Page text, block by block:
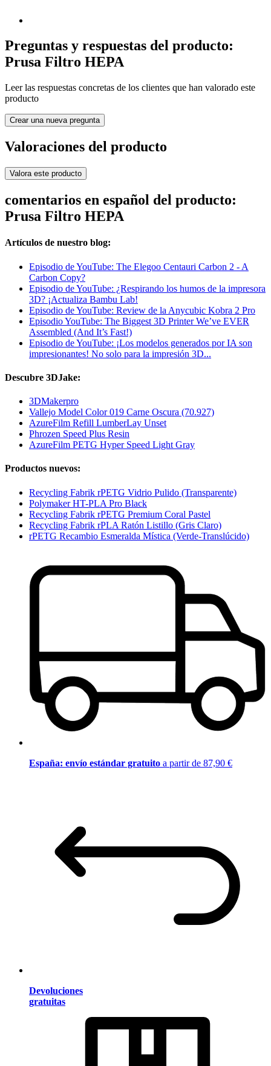
Preguntas y respuestas del producto:
Prusa Filtro HEPA
Leer las respuestas concretas de los clientes que han valorado este
producto
Crear una nueva pregunta
Valoraciones del producto
Valora este producto
comentarios en español del producto:
Prusa Filtro HEPA
Artículos de nuestro blog:
Episodio de YouTube: The Elegoo Centauri Carbon 2 - A
Carbon Copy?
Episodio de YouTube: ¿Respirando los humos de la impresora
3D? ¡Actualiza Bambu Lab!
Episodio de YouTube: Review de la Anycubic Kobra 2 Pro
Episodio YouTube: The Biggest 3D Printer We’ve EVER
Assembled (And It’s Fast!)
Episodio de YouTube: ¡Los modelos generados por IA son
impresionantes! No solo para la impresión 3D...
Descubre 3DJake:
3DMakerpro
Vallejo Model Color 019 Carne Oscura (70.927)
AzureFilm Refill LumberLay Unset
Phrozen Speed Plus Resin
AzureFilm PETG Hyper Speed Light Gray
Productos nuevos:
Recycling Fabrik rPETG Vidrio Pulido (Transparente)
Polymaker HT-PLA Pro Black
Recycling Fabrik rPETG Premium Coral Pastel
Recycling Fabrik rPLA Ratón Listillo (Gris Claro)
rPETG Recambio Esmeralda Mística (Verde-Translúcido)
España: envío estándar gratuito a partir de 87,90 €
Devoluciones
gratuitas